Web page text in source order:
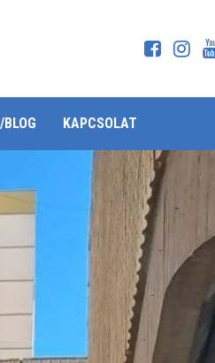
KAPCSOLAT